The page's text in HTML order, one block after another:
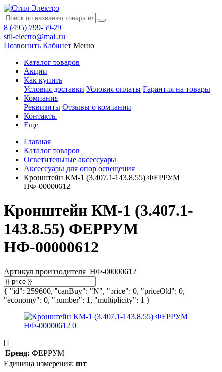
8 (495) 799-59-29
stil-electro@mail.ru
Позвонить Кабинет Меню
Каталог товаров
Акции
Как купить
Условия доставки Условия оплаты Гарантия на товары
Компания
Реквизиты Отзывы о компании
Контакты
Еще
Главная
Каталог товаров
Осветительные аксессуары
Аксессуары для опор освещения
Кронштейн КМ-1 (3.407.1-143.8.55) ФЕРРУМ
НФ-00000612
Кронштейн КМ-1 (3.407.1-
143.8.55) ФЕРРУМ
НФ-00000612
Артикул производителя НФ-00000612
{ "id": 259600, "canBuy": "N", "price": 0, "priceOld": 0,
"economy": 0, "number": 1, "multiplicity": 1 }
[]
Бренд: ФЕРРУМ
Единица измерения: шт